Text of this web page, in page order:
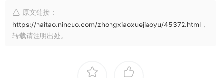
原文链接：
https://haitao.nincuo.com/zhongxiaoxuejiaoyu/45372.html ，
转载请注明出处。